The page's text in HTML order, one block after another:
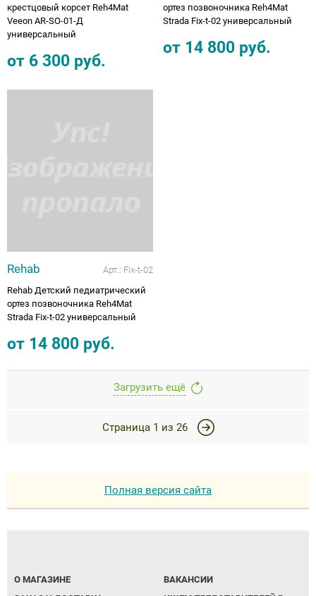
крестцовый корсет Reh4Mat
Veeon AR-SO-01-Д
универсальный
от 6 300 руб.
ортез позвоночника Reh4Mat
Strada Fix-t-02 универсальный
от 14 800 руб.
Rehab Арт.: Fix-t-02
Rehab Детский педиатрический
ортез позвоночника Reh4Mat
Strada Fix-t-02 универсальный
от 14 800 руб.
Загрузить ещё
Страница 1 из 26
Полная версия сайта
О МАГАЗИНЕ
ВАКАНСИИ